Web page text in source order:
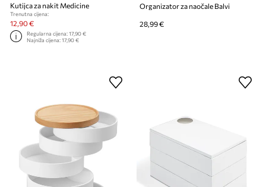
Kutijca za nakit Medicine
Trenutna cijena:
12,90 €
Regularna cijena:17,90 €
Najniža cijena:17,90 €
Organizator za naočale Balvi
28,99 €